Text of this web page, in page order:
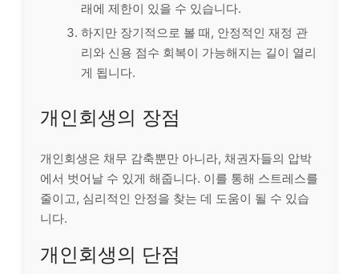
래에 제한이 있을 수 있습니다.
하지만 장기적으로 볼 때, 안정적인 재정 관
리와 신용 점수 회복이 가능해지는 길이 열리
게 됩니다.
개인회생의 장점
개인회생은 채무 감축뿐만 아니라, 채권자들의 압박
에서 벗어날 수 있게 해줍니다. 이를 통해 스트레스를
줄이고, 심리적인 안정을 찾는 데 도움이 될 수 있습
니다.
개인회생의 단점